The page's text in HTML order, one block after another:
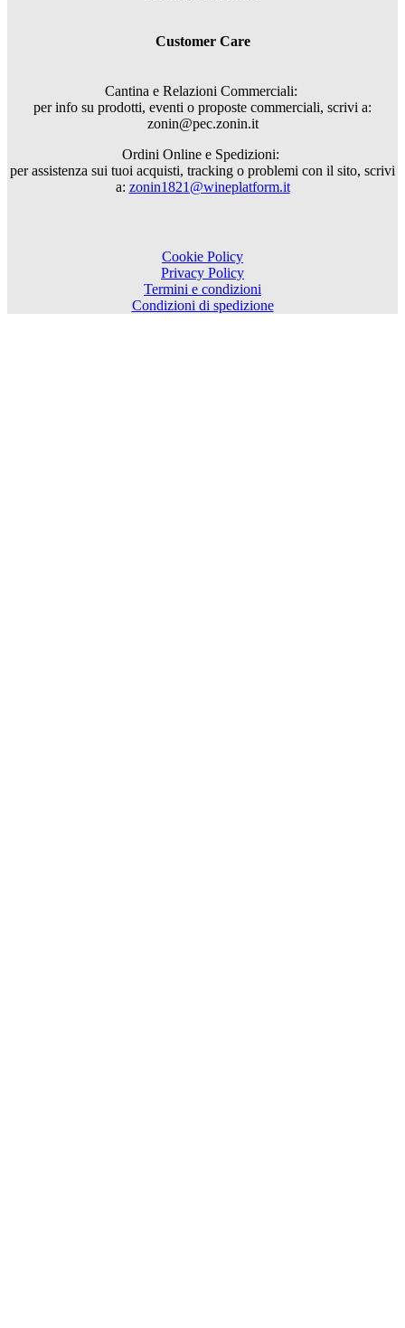
Customer Care
Cantina e Relazioni Commerciali:
per info su prodotti, eventi o proposte commerciali, scrivi a:
zonin@pec.zonin.it
Ordini Online e Spedizioni:
per assistenza sui tuoi acquisti, tracking o problemi con il sito, scrivi
a: zonin1821@wineplatform.it
Cookie Policy
Privacy Policy
Termini e condizioni
Condizioni di spedizione